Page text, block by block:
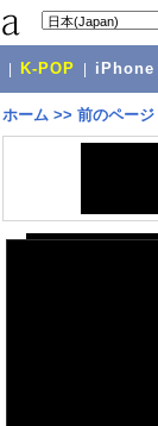
K-POP iPhone
ホーム >> 前のページ